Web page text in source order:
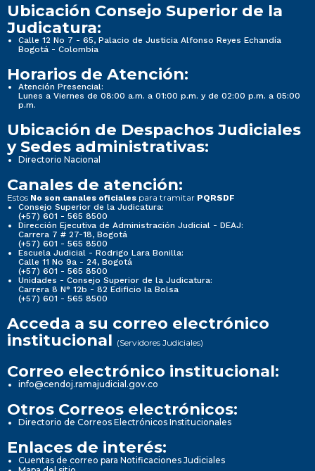
Ubicación Consejo Superior de la
Judicatura:
Calle 12 No 7 - 65, Palacio de Justicia Alfonso Reyes Echandía
Bogotá - Colombia
Horarios de Atención:
Atención Presencial:
Lunes a Viernes de 08:00 a.m. a 01:00 p.m. y de 02:00 p.m. a 05:00
p.m.
Ubicación de Despachos Judiciales
y Sedes administrativas:
Directorio Nacional
Canales de atención:
Estos No son canales oficiales para tramitar PQRSDF
Consejo Superior de la Judicatura:
(+57) 601 - 565 8500
Dirección Ejecutiva de Administración Judicial - DEAJ:
Carrera 7 # 27-18, Bogotá
(+57) 601 - 565 8500
Escuela Judicial - Rodrigo Lara Bonilla:
Calle 11 No 9a - 24, Bogotá
(+57) 601 - 565 8500
Unidades - Consejo Superior de la Judicatura:
Carrera 8 N° 12b - 82 Edificio la Bolsa
(+57) 601 - 565 8500
Acceda a su correo electrónico
institucional (Servidores Judiciales)
Correo electrónico institucional:
info@cendoj.ramajudicial.gov.co
Otros Correos electrónicos:
Directorio de Correos Electrónicos Institucionales
Enlaces de interés:
Cuentas de correo para Notificaciones Judiciales